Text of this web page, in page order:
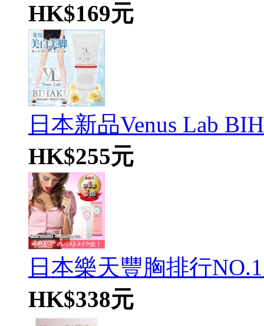
HK$169元
日本新品Venus Lab
HK$255元
日本樂天豐胸排行
HK$338元